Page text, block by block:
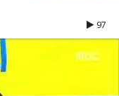
97